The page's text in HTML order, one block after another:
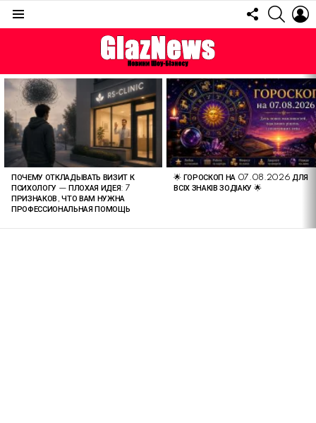
FOLLOW
US
ОСТАННІ
СТАТТІ
ПОЧЕМУ ОТКЛАДЫВАТЬ ВИЗИТ К
ПСИХОЛОГУ — ПЛОХАЯ ИДЕЯ: 7
ПРИЗНАКОВ, ЧТО ВАМ НУЖНА
ПРОФЕССИОНАЛЬНАЯ ПОМОЩЬ
🌟 ГОРОСКОП НА 07.08.2026 ДЛЯ
ВСІХ ЗНАКІВ ЗОДІАКУ 🌟